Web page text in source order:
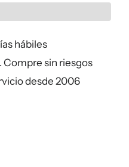
hábiles
. Compre sin riesgos
desde 2006